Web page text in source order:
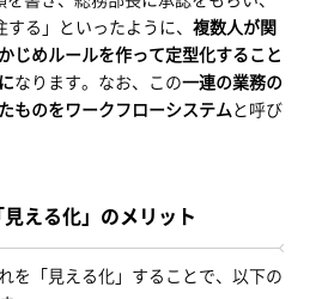
る」といったように、 複数人が関
じめルールを作って定型化すること
なります。なお、この一連の業務の
ものをワークフローシステムと呼び
える化」のメリット
を「見える化」することで、以下の